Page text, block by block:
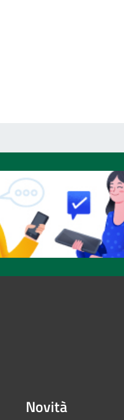
Novità